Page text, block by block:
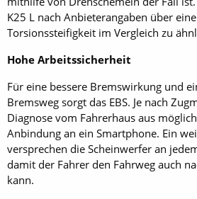
K25 L nach Anbieterangaben über
Torsionssteifigkeit im Vergleich zu
Hohe Arbeitssicherheit
Für eine bessere Bremswirkung und
Bremsweg sorgt das EBS. Je nach
Diagnose vom Fahrerhaus aus
Anbindung an ein Smartphone. Ein
versprechen die Scheinwerfer an
damit der Fahrer den Fahrweg auch
kann.